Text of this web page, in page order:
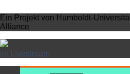
Ein Projekt von Humboldt-
Alliance
im Livestream